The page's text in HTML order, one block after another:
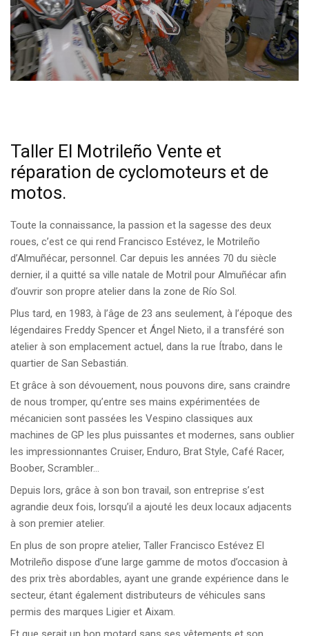
Taller El Motrileño Vente et
réparation de cyclomoteurs et de
motos.
Toute la connaissance, la passion et la sagesse des deux
roues, c’est ce qui rend Francisco Estévez, le Motrileño
d’Almuñécar, personnel. Car depuis les années 70 du siècle
dernier, il a quitté sa ville natale de Motril pour Almuñécar afin
d’ouvrir son propre atelier dans la zone de Río Sol.
Plus tard, en 1983, à l’âge de 23 ans seulement, à l’époque des
légendaires Freddy Spencer et Ángel Nieto, il a transféré son
atelier à son emplacement actuel, dans la rue Ítrabo, dans le
quartier de San Sebastián.
Et grâce à son dévouement, nous pouvons dire, sans craindre
de nous tromper, qu’entre ses mains expérimentées de
mécanicien sont passées les Vespino classiques aux
machines de GP les plus puissantes et modernes, sans oublier
les impressionnantes Cruiser, Enduro, Brat Style, Café Racer,
Boober, Scrambler…
Depuis lors, grâce à son bon travail, son entreprise s’est
agrandie deux fois, lorsqu’il a ajouté les deux locaux adjacents
à son premier atelier.
En plus de son propre atelier, Taller Francisco Estévez El
Motrileño dispose d’une large gamme de motos d’occasion à
des prix très abordables, ayant une grande expérience dans le
secteur, étant également distributeurs de véhicules sans
permis des marques Ligier et Aixam.